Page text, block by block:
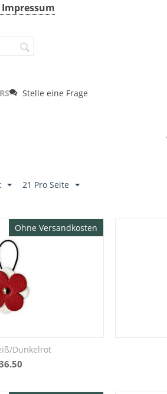
Stelle eine Frage
21 Pro Seite
Ohne Versandkosten
Dunkelrot